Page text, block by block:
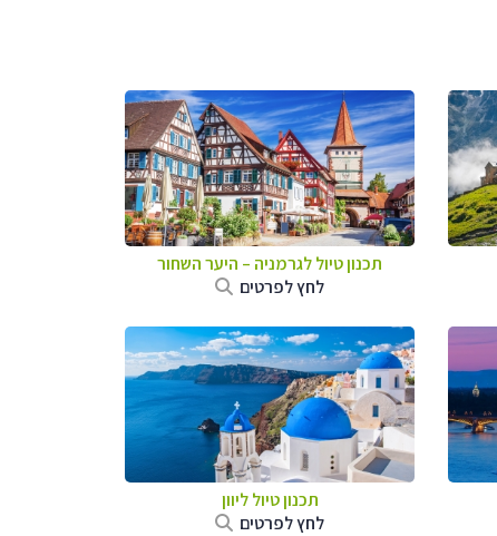
תכנון טיול לגרמניה – היער השחור
לחץ לפרטים
תכנון טיול ליוון
לחץ לפרטים